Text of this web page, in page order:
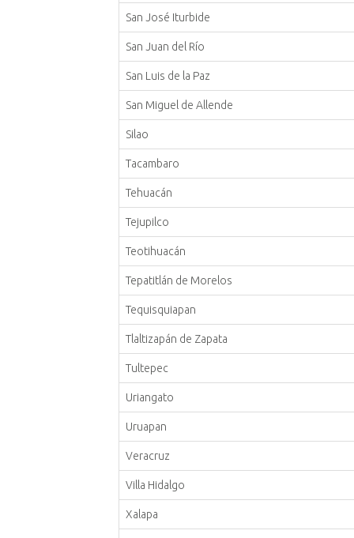
San José Iturbide
San Juan del Río
San Luis de la Paz
San Miguel de Allende
Silao
Tacambaro
Tehuacán
Tejupilco
Teotihuacán
Tepatitlán de Morelos
Tequisquiapan
Tlaltizapán de Zapata
Tultepec
Uriangato
Uruapan
Veracruz
Villa Hidalgo
Xalapa